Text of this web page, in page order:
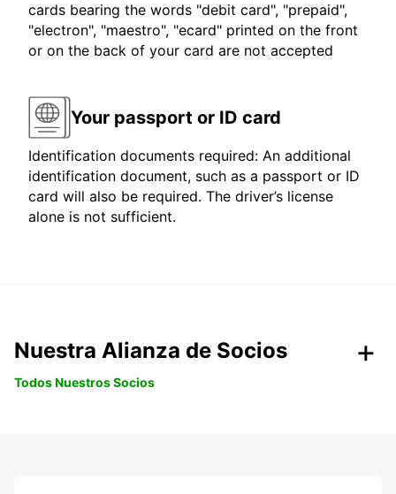
cards bearing the words "debit card", "prepaid",
"electron", "maestro", "ecard" printed on the front
or on the back of your card are not accepted
Your passport or ID card
Identification documents required: An additional
identification document, such as a passport or ID
card will also be required. The driver’s license
alone is not sufficient.
Nuestra Alianza de Socios
Todos Nuestros Socios